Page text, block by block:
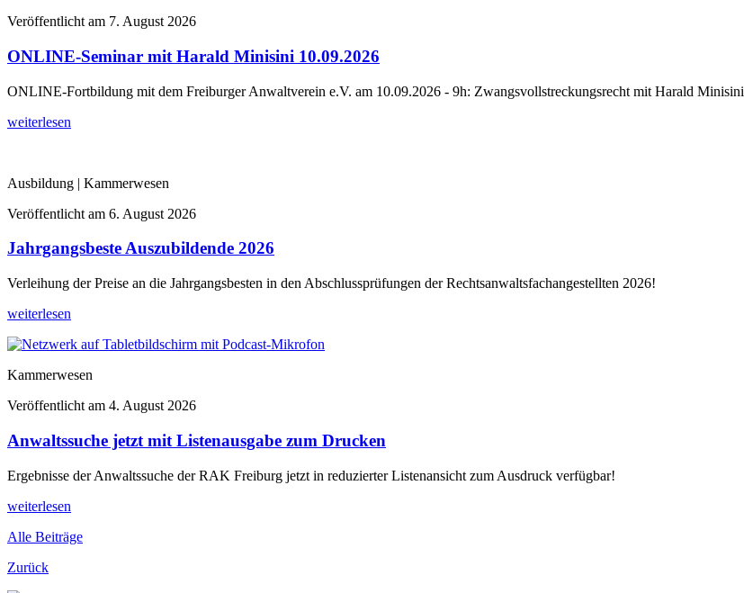
Veröffentlicht am 7. August 2026
ONLINE-Seminar mit Harald Minisini 10.09.2026
ONLINE-Fortbildung mit dem Freiburger Anwaltverein e.V. am 10.09.2026 - 9h: Zwangsvollstreckungsrecht mit Harald Minisini
weiterlesen
Ausbildung | Kammerwesen
Veröffentlicht am 6. August 2026
Jahrgangsbeste Auszubildende 2026
Verleihung der Preise an die Jahrgangsbesten in den Abschlussprüfungen der Rechtsanwaltsfachangestellten 2026!
weiterlesen
Kammerwesen
Veröffentlicht am 4. August 2026
Anwaltssuche jetzt mit Listenausgabe zum Drucken
Ergebnisse der Anwaltssuche der RAK Freiburg jetzt in reduzierter Listenansicht zum Ausdruck verfügbar!
weiterlesen
Alle Beiträge
Zurück